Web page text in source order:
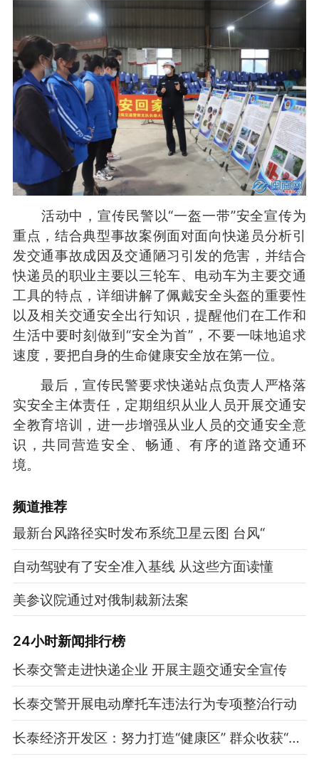
活动中，宣传民警以“一盔一带”安全宣传为
重点，结合典型事故案例面对面向快递员分析引
发交通事故成因及交通陋习引发的危害，并结合
快递员的职业主要以三轮车、电动车为主要交通
工具的特点，详细讲解了佩戴安全头盔的重要性
以及相关交通安全出行知识，提醒他们在工作和
生活中要时刻做到“安全为首”，不要一味地追求
速度，要把自身的生命健康安全放在第一位。
最后，宣传民警要求快递站点负责人严格落
实安全主体责任，定期组织从业人员开展交通安
全教育培训，进一步增强从业人员的交通安全意
识，共同营造安全、畅通、有序的道路交通环
境。
频道推荐
最新台风路径实时发布系统卫星云图 台风“
自动驾驶有了安全准入基线 从这些方面读懂
美参议院通过对俄制裁新法案
24小时新闻排行榜
长泰交警走进快递企业 开展主题交通安全宣传
长泰交警开展电动摩托车违法行为专项整治行动
长泰经济开发区：努力打造“健康区” 群众收获“无价宝”